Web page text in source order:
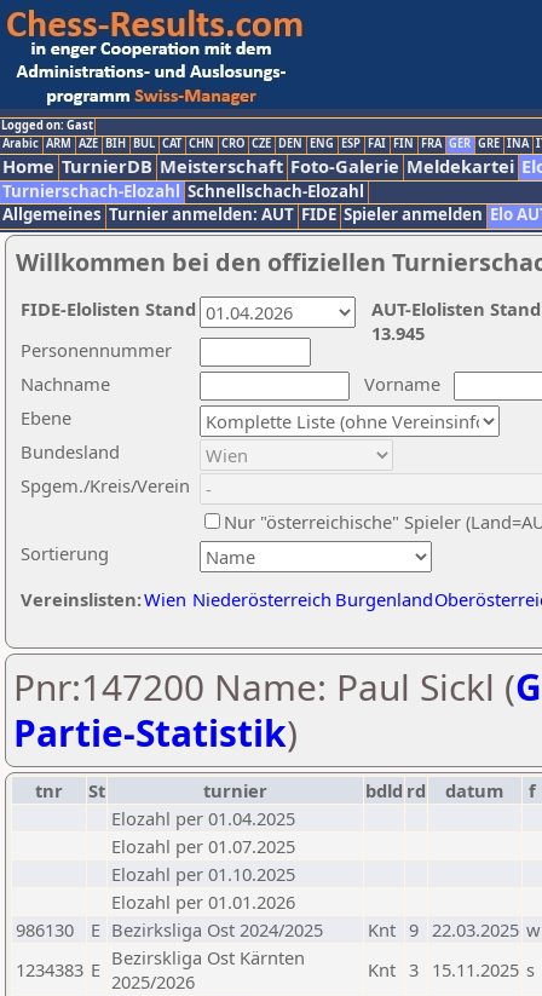
Logged on: Gast
Arabic ARM AZE BIH BUL CAT CHN CRO CZE DEN ENG ESP FAI FIN FRA GER GRE INA
Home TurnierDB Meisterschaft Foto-Galerie Meldekartei
Turnierschach-Elozahl Schnellschach-Elozahl
Allgemeines Turnier anmelden: AUT FIDE Spieler anmelden Elo
Willkommen bei den offiziellen
Nachname
Vorname
Ebene
Sortierung
Personennummer
Bundesland
Spgem./Kreis/Verein
Nur "österreichische" Spieler
Vereinslisten:Wien Niederösterreich Burgenland
AUT-Elolisten
13.945
FIDE-Elolisten Stand
Pnr:147200 Name: Paul Sickl (
Partie-Statistik)
tnr St turnier bdld rd datum
f
Elozahl per 01.04.2025
Elozahl per 01.07.2025
Elozahl per 01.10.2025
Elozahl per 01.01.2026
986130
E Bezirksliga Ost 2024/2025 Knt 9 22.03.2025 w
1234383 E Bezirskliga Ost Kärnten
2025/2026
Knt 3 15.11.2025 s